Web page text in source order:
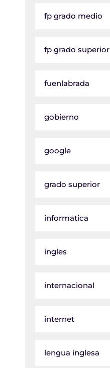
fp grado medio
fp grado superior
fuenlabrada
gobierno
google
grado superior
informatica
ingles
internacional
internet
lengua inglesa